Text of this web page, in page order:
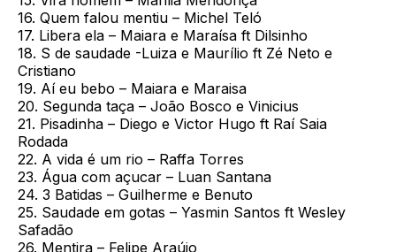
16. Quem falou mentiu – Michel Teló
17. Libera ela – Maiara e Maraísa ft Dilsinho
18. S de saudade -Luiza e Maurílio ft Zé Neto e
Cristiano
19. Aí eu bebo – Maiara e Maraisa
20. Segunda taça – João Bosco e Vinicius
21. Pisadinha – Diego e Victor Hugo ft Raí Saia
Rodada
22. A vida é um rio – Raffa Torres
23. Água com açucar – Luan Santana
24. 3 Batidas – Guilherme e Benuto
25. Saudade em gotas – Yasmin Santos ft Wesley
Safadão
26. Mentira – Felipe Araújo